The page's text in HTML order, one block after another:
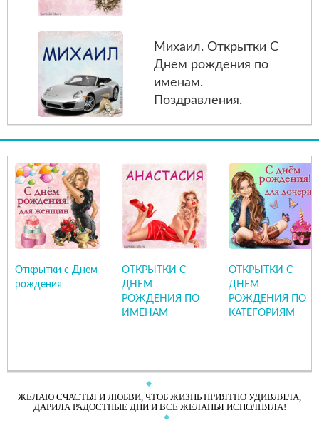
Михаил. Открытки С
Днем рождения по
именам.
Поздравления.
Открытки с Днем
рождения
ОТКРЫТКИ С
ДНЕМ
РОЖДЕНИЯ ПО
ИМЕНАМ
ОТКРЫТКИ С
ДНЕМ
РОЖДЕНИЯ ПО
КАТЕГОРИЯМ
ЖЕЛАЮ СЧАСТЬЯ И ЛЮБВИ, ЧТОБ ЖИЗНЬ ПРИЯТНО УДИВЛЯЛА,
ДАРИЛА РАДОСТНЫЕ ДНИ И ВСЕ ЖЕЛАНЬЯ ИСПОЛНЯЛА!